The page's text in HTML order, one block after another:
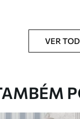
e/ou adesivo para
esponja macia.
VER